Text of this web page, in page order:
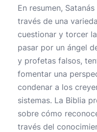
En resumen,
través de una
cuestionar y torcer
pasar por un ángel
y profetas falsos,
fomentar una
condenar a los
sistemas. La Biblia
sobre cómo
través del